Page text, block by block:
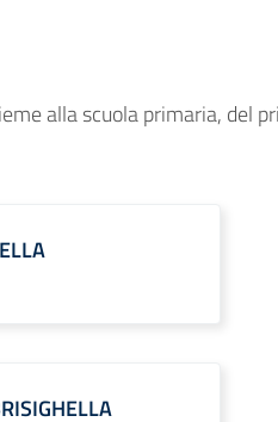
alla scuola primaria, del